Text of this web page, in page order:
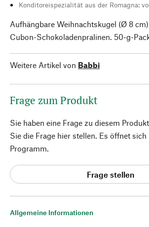
Allgemeine Informationen
Konditoreispezialität aus der Romagna:
Aufhängbare Weihnachtskugel (Ø 8
Cubon-Schokoladenpralinen. 50-g-
Weitere Artikel von Babbi
Frage zum Produkt
Sie haben eine Frage zu diesem
Sie die Frage hier stellen. Es öffnet
Programm.
Frage stellen